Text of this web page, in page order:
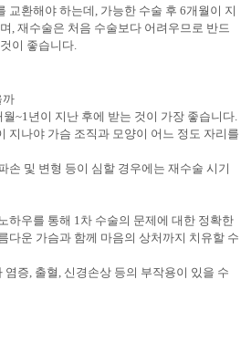
교환해야 하는데, 가능한 수술 후 6개월이 지
, 재수술은 처음 수술보다 어려우므로 반드
이 좋습니다.
까
~1년이 지난 후에 받는 것이 가장 좋습니다.
지나야 가슴 조직과 모양이 어느 정도 자리를
손 및 변형 등이 심할 경우에는 재수술 시기
하우를 통해 1차 수술의 문제에 대한 정확한
다운 가슴과 함께 마음의 상처까지 치유할 수
염증, 출혈, 신경손상 등의 부작용이 있을 수